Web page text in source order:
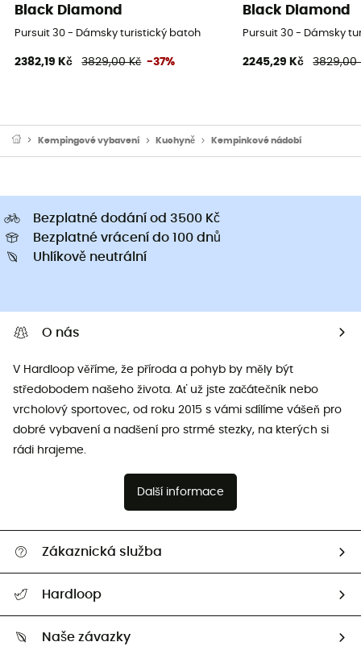
Black Diamond
Pursuit 30 - Dámsky turistický batoh
2382,19 Kč 3829,00 Kč -37%
Black Diamond
Pursuit 30 - Dámsky
2245,29 Kč 3829,00
Kempingové vybavení Kuchyně Kempinkové nádobí
Bezplatné dodání od 3500 Kč
Bezplatné vrácení do 100 dnů
Uhlíkově neutrální
O nás
V Hardloop věříme, že příroda a pohyb by měly být
středobodem našeho života. Ať už jste začátečník nebo
vrcholový sportovec, od roku 2015 s vámi sdílíme vášeň pro
dobré vybavení a nadšení pro strmé stezky, na kterých si
rádi hrajeme.
Další informace
Zákaznická služba
Vrácení zboží a peněz
Hardloop
Naše závazky